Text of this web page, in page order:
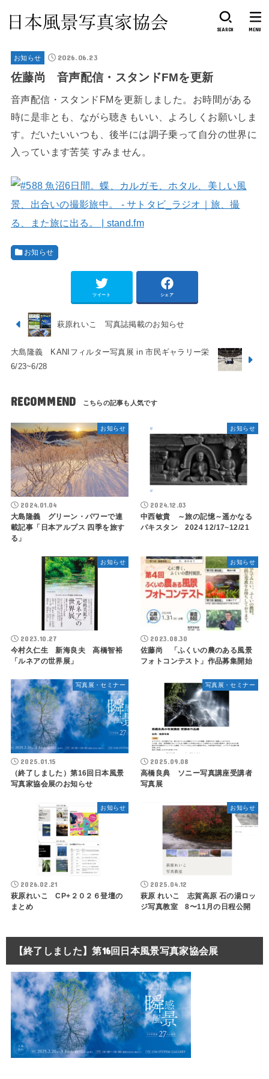
SEARCH MENU
お知らせ 2026.06.23
佐藤尚 音声配信・スタンドFMを更新
音声配信・スタンドFMを更新しました。お時間がある
時に是非とも、ながら聴きもいい、よろしくお願いしま
す。だいたいいつも、後半には調子乗って自分の世界に
入っています苦笑 すみません。
お知らせ
ツイート シェア
萩原れいこ 写真誌掲載のお知らせ
大島隆義 KANIフィルター写真展 in 市民ギャラリー栄
6/23~6/28
RECOMMEND
お知らせ
2024.01.04
大島隆義 グリーン・パワーで連
載記事「日本アルプス 四季を旅す
る」
お知らせ
2024.12.03
中西敏貴 ～旅の記憶～遥かなる
パキスタン 2024 12/17~12/21
お知らせ
2023.10.27
今村久仁生 新海良夫 高橋智裕
「ルネアの世界展」
お知らせ
2023.08.30
佐藤尚 「ふくいの農のある風景
フォトコンテスト」作品募集開始
写真展・セミナー
2025.01.15
（終了しました）第16回日本風景
写真家協会展のお知らせ
写真展・セミナー
2025.09.08
高橋良典 ソニー写真講座受講者
写真展
お知らせ
2026.02.21
萩原れいこ CP+２０２６登壇の
まとめ
お知らせ
2025.04.12
萩原 れいこ 志賀高原 石の湯ロッ
ジ写真教室 8〜11月の日程公開
【終了しました】第16回日本風景写真家協会展